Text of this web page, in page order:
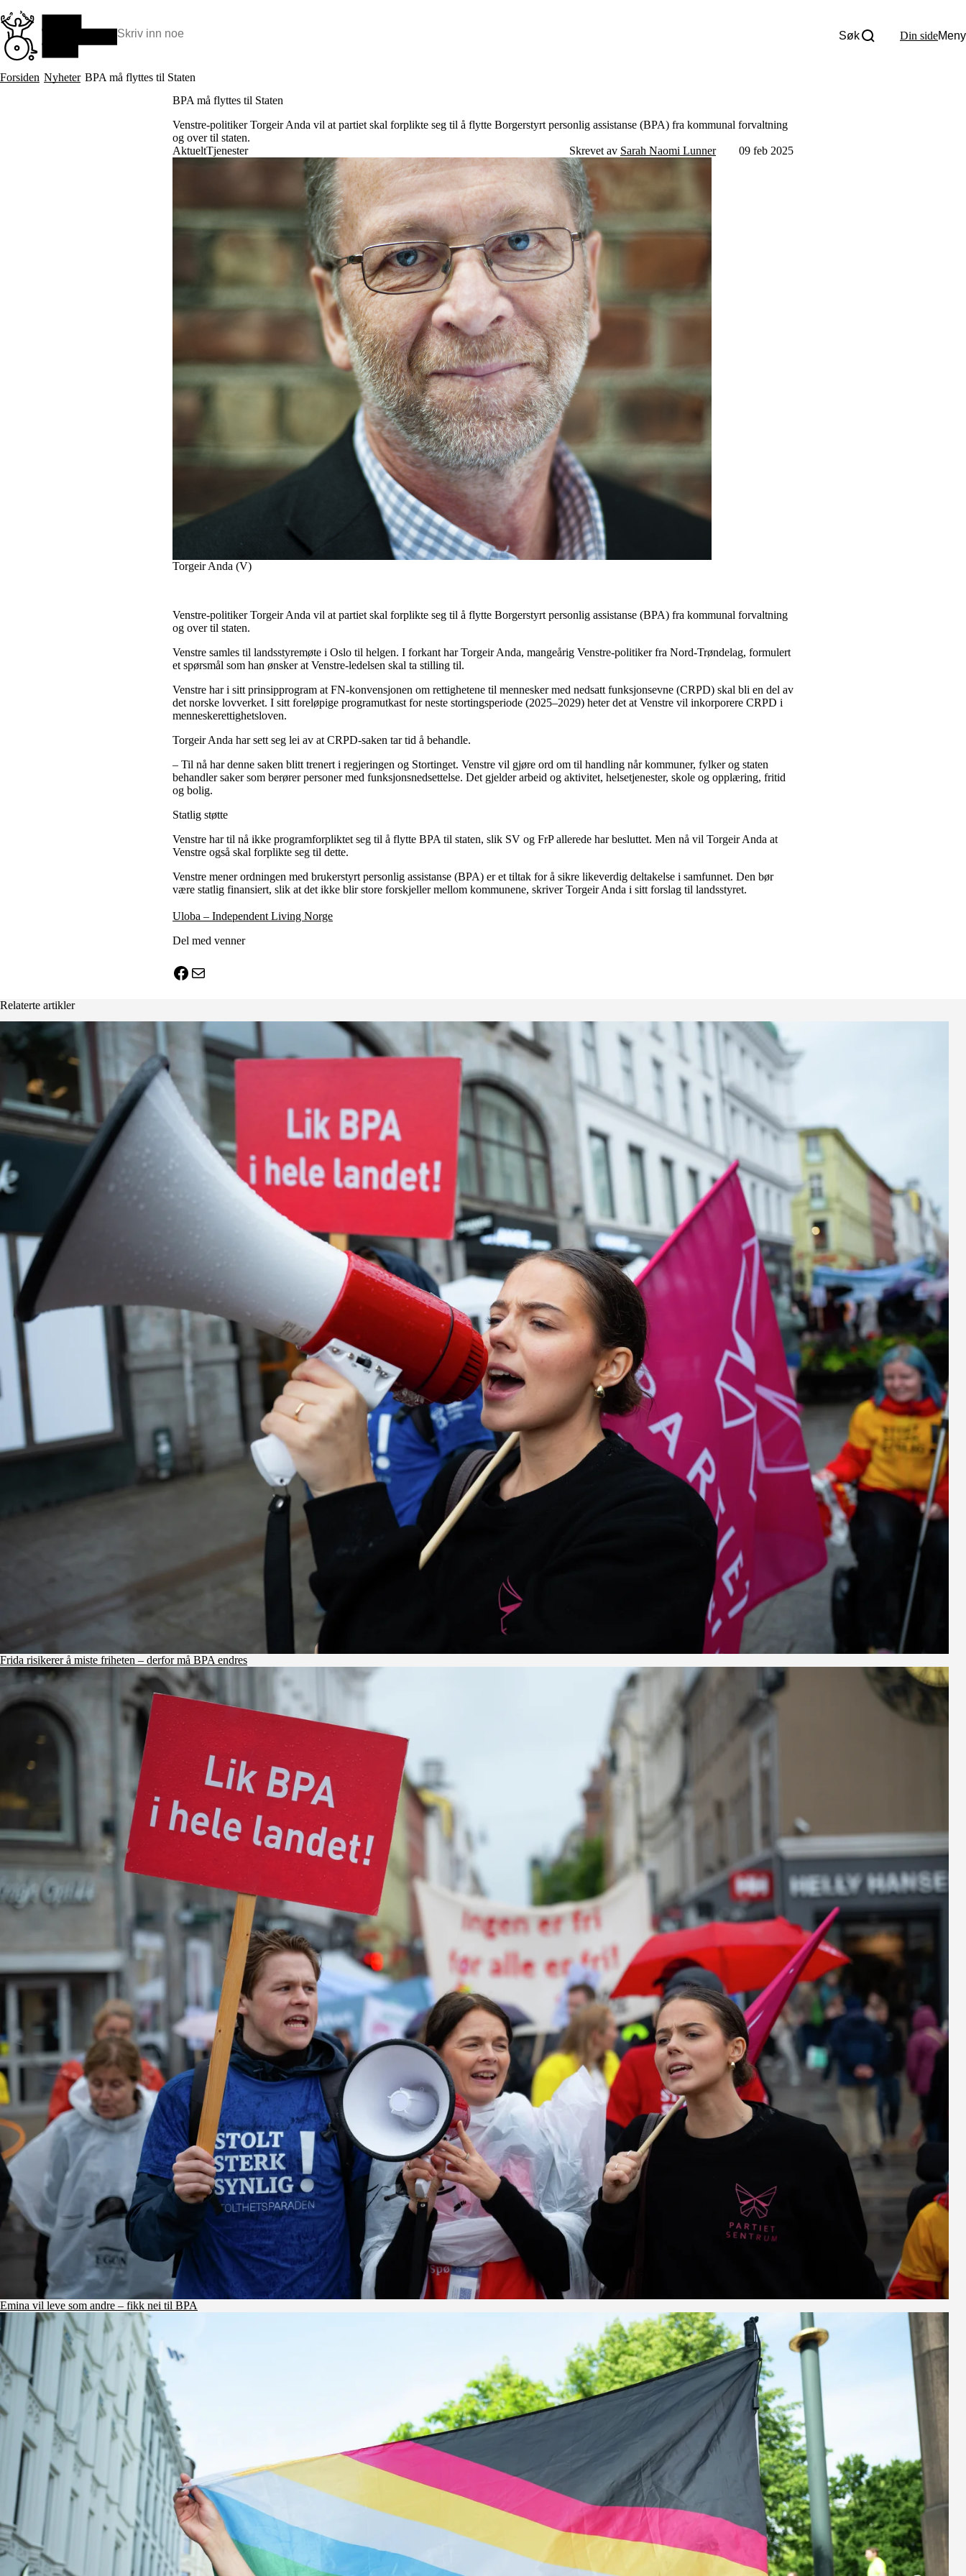
til
hovedinnhold
Søk: Søk Din sideMeny
Hva vi gjør
Arrangementer
Skansgård-forelesningen
Medlemsrådet
Selvsagt
Bente Skansgårds Independent Living-fond
Kontakt Uloba
Forsiden Nyheter BPA må flyttes til Staten
BPA må flyttes til Staten
Venstre-politiker Torgeir Anda vil at partiet skal forplikte seg til å flytte Borgerstyrt personlig assistanse (BPA) fra kommunal forvaltning
og over til staten.
AktueltTjenester Skrevet av Sarah Naomi Lunner 09 feb 2025
Torgeir Anda (V)
Venstre-politiker Torgeir Anda vil at partiet skal forplikte seg til å flytte Borgerstyrt personlig assistanse (BPA) fra kommunal forvaltning
og over til staten.
Venstre samles til landsstyremøte i Oslo til helgen. I forkant har Torgeir Anda, mangeårig Venstre-politiker fra Nord-Trøndelag, formulert
et spørsmål som han ønsker at Venstre-ledelsen skal ta stilling til.
Venstre har i sitt prinsipprogram at FN-konvensjonen om rettighetene til mennesker med nedsatt funksjonsevne (CRPD) skal bli en del av
det norske lovverket. I sitt foreløpige programutkast for neste stortingsperiode (2025–2029) heter det at Venstre vil inkorporere CRPD i
menneskerettighetsloven.
Torgeir Anda har sett seg lei av at CRPD-saken tar tid å behandle.
– Til nå har denne saken blitt trenert i regjeringen og Stortinget. Venstre vil gjøre ord om til handling når kommuner, fylker og staten
behandler saker som berører personer med funksjonsnedsettelse. Det gjelder arbeid og aktivitet, helsetjenester, skole og opplæring, fritid
og bolig.
Statlig støtte
Venstre har til nå ikke programforpliktet seg til å flytte BPA til staten, slik SV og FrP allerede har besluttet. Men nå vil Torgeir Anda at
Venstre også skal forplikte seg til dette.
Venstre mener ordningen med brukerstyrt personlig assistanse (BPA) er et tiltak for å sikre likeverdig deltakelse i samfunnet. Den bør
være statlig finansiert, slik at det ikke blir store forskjeller mellom kommunene, skriver Torgeir Anda i sitt forslag til landsstyret.
Uloba – Independent Living Norge
Del med venner
X
Facebook
E-post
Relaterte artikler
Frida risikerer å miste friheten – derfor må BPA endres
Emina vil leve som andre – fikk nei til BPA